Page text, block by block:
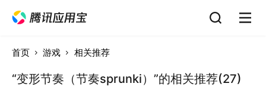
首页 游戏 相关推荐
“变形节奏（节奏sprunki）”的相关推荐(27)